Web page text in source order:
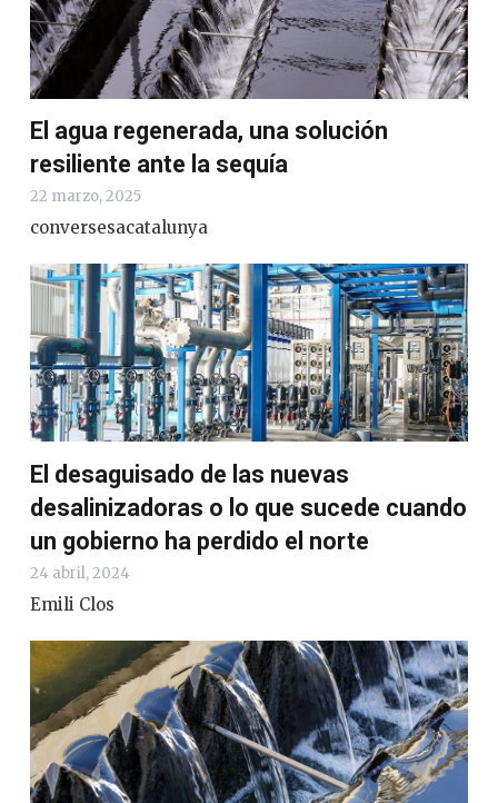
El agua regenerada, una solución
resiliente ante la sequía
22 marzo, 2025
conversesacatalunya
El desaguisado de las nuevas
desalinizadoras o lo que sucede cuando
un gobierno ha perdido el norte
24 abril, 2024
Emili Clos